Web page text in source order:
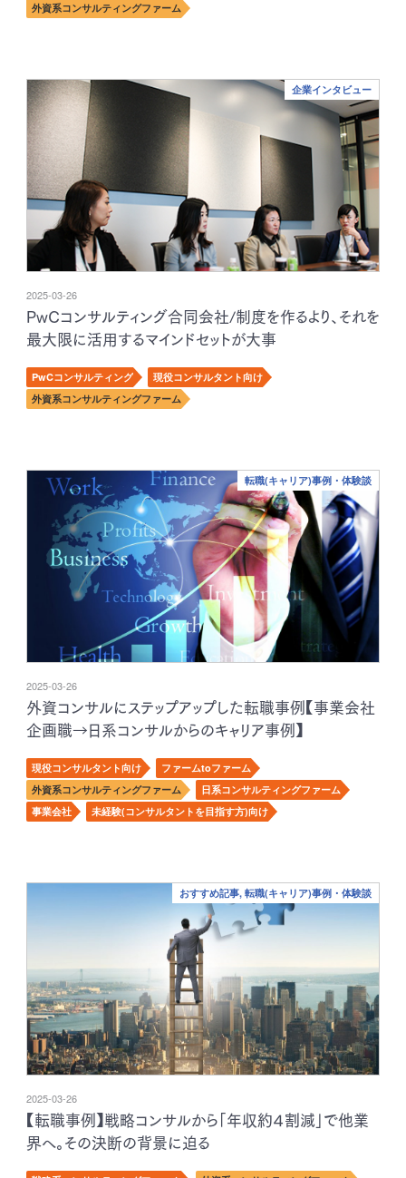
外資系コンサルティングファーム
企業インタビュー
2025-03-26
PwCコンサルティング合同会社/制度を作るより、それを
最大限に活用するマインドセットが大事
PwCコンサルティング
現役コンサルタント向け
外資系コンサルティングファーム
転職(キャリア)事例・体験談
2025-03-26
外資コンサルにステップアップした転職事例【事業会社
企画職→日系コンサルからのキャリア事例】
現役コンサルタント向け
ファームtoファーム
外資系コンサルティングファーム
日系コンサルティングファーム
事業会社
未経験(コンサルタントを目指す方)向け
おすすめ記事, 転職(キャリア)事例・体験談
2025-03-26
【転職事例】戦略コンサルから「年収約４割減」で他業
界へ。その決断の背景に迫る